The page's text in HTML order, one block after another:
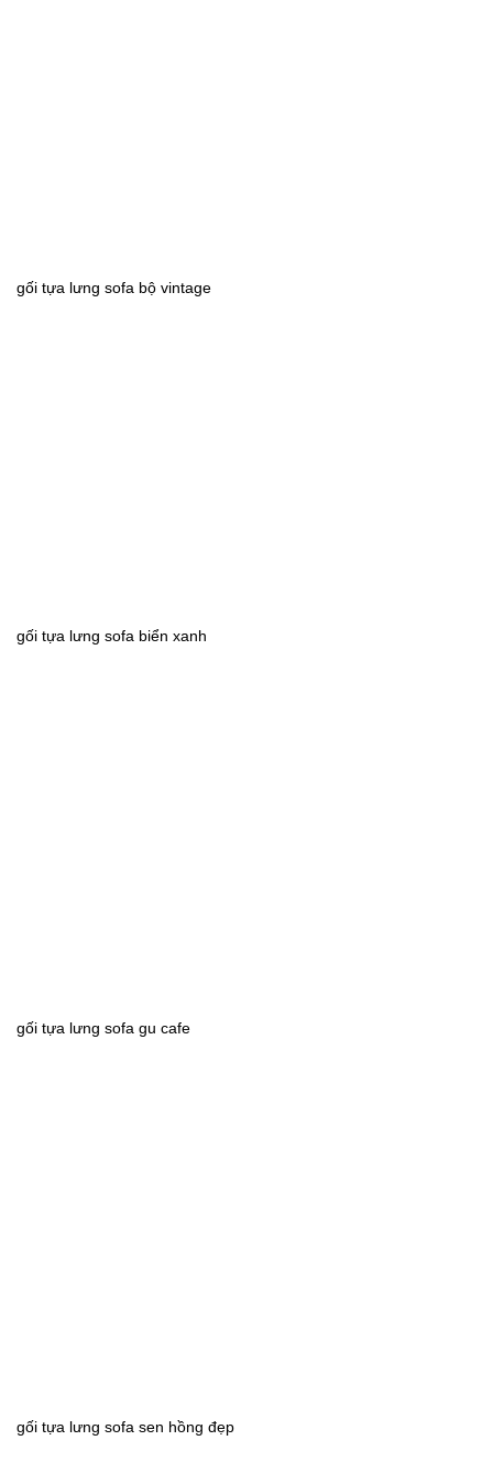
gối tựa lưng sofa bộ vintage
gối tựa lưng sofa biển xanh
gối tựa lưng sofa gu cafe
gối tựa lưng sofa sen hồng đẹp